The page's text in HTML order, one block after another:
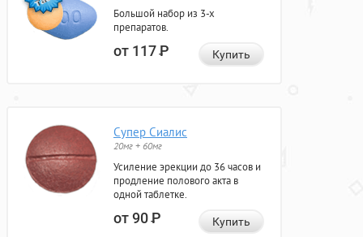
Большой набор из 3-х
препаратов.
от 117Р Купить
Супер Сиалис
20мг + 60мг
Усиление эрекции до 36 часов и
продление полового акта в
одной таблетке.
от 90Р Купить